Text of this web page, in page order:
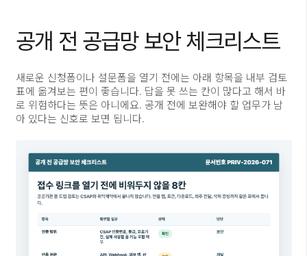
공개 전 공급망 보안 체크리스트
새로운 신청폼이나 설문폼을 열기 전에는 아래 항목을 내부 검토
표에 옮겨보는 편이 좋습니다. 답을 못 쓰는 칸이 많다고 해서 바
로 위험하다는 뜻은 아니에요. 공개 전에 보완해야 할 업무가 남
아 있다는 신호로 보면 됩니다.